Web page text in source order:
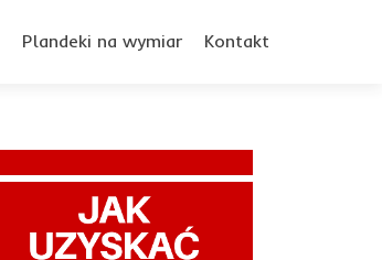
Plandeki na wymiar Kontakt